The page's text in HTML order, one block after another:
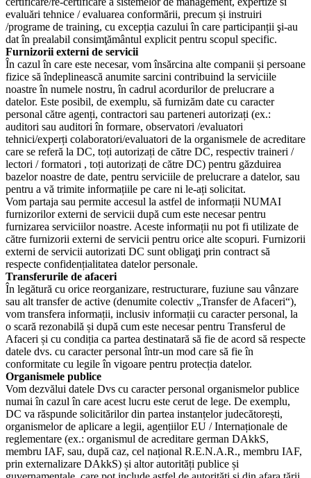
evaluări tehnice / evaluarea conformării, precum și instruiri
/programe de training, cu excepția cazului în care participanții şi-au
dat în prealabil consimţământul explicit pentru scopul specific.
Furnizorii externi de servicii
În cazul în care este necesar, vom însărcina alte companii și persoane
fizice să îndeplinească anumite sarcini contribuind la serviciile
noastre în numele nostru, în cadrul acordurilor de prelucrare a
datelor. Este posibil, de exemplu, să furnizăm date cu caracter
personal către agenți, contractori sau parteneri autorizați (ex.:
auditori sau auditori în formare, observatori /evaluatori
tehnici/experți colaboratori/evaluatori de la organismele de acreditare
care se referă la DC, toți autorizați de către DC, respectiv traineri /
lectori / formatori , toți autorizați de către DC) pentru găzduirea
bazelor noastre de date, pentru serviciile de prelucrare a datelor, sau
pentru a vă trimite informațiile pe care ni le-ați solicitat.
Vom partaja sau permite accesul la astfel de informații NUMAI
furnizorilor externi de servicii după cum este necesar pentru
furnizarea serviciilor noastre. Aceste informații nu pot fi utilizate de
către furnizorii externi de servicii pentru orice alte scopuri. Furnizorii
externi de servicii autorizati DC sunt obligaţi prin contract să
respecte confidențialitatea datelor personale.
Transferurile de afaceri
În legătură cu orice reorganizare, restructurare, fuziune sau vânzare
sau alt transfer de active (denumite colectiv „Transfer de Afaceri“),
vom transfera informații, inclusiv informații cu caracter personal, la
o scară rezonabilă și după cum este necesar pentru Transferul de
Afaceri și cu condiția ca partea destinatară să fie de acord să respecte
datele dvs. cu caracter personal într-un mod care să fie în
conformitate cu legile în vigoare pentru protecția datelor.
Organismele publice
Vom dezvălui datele Dvs cu caracter personal organismelor publice
numai în cazul în care acest lucru este cerut de lege. De exemplu,
DC va răspunde solicitărilor din partea instanțelor judecătorești,
organismelor de aplicare a legii, agențiilor EU / Internaționale de
reglementare (ex.: organismul de acreditare german DAkkS,
membru IAF, sau, după caz, cel național R.E.N.A.R., membru IAF,
prin externalizare DAkkS) și altor autorități publice și